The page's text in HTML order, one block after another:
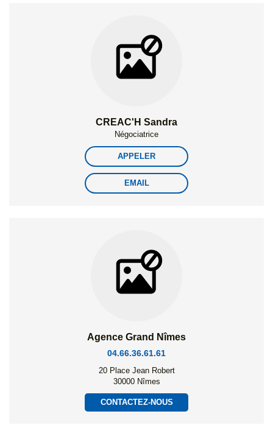
CREAC'H Sandra
Négociatrice
APPELER
EMAIL
Agence Grand Nîmes
04.66.36.61.61
20 Place Jean Robert
30000 Nîmes
CONTACTEZ-NOUS